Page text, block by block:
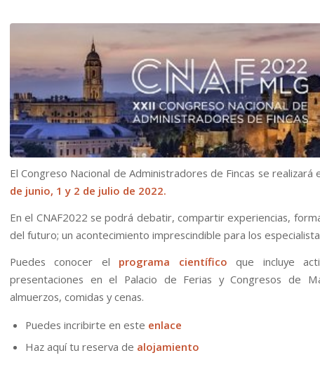
El Congreso Nacional de Administradores de Fincas se realizará
de junio, 1 y 2 de julio de 2022.
En el CNAF2022 se podrá debatir, compartir experiencias,
del futuro; un acontecimiento imprescindible para los
Puedes conocer el programa científico que incluye
presentaciones en el Palacio de Ferias y Congresos de
almuerzos, comidas y cenas.
Puedes incribirte en este enlace
Haz aquí tu reserva de alojamiento